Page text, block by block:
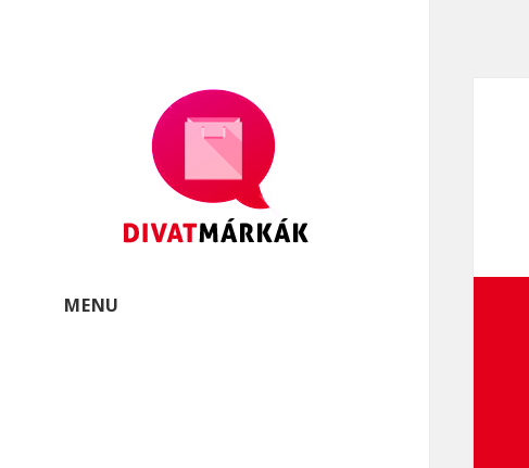
Divatmárkák
Divatmárkák és márkás
öltözékek
MENU